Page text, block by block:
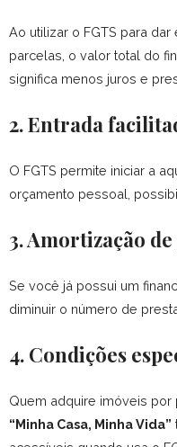
Ao utilizar o FGTS para
parcelas, o valor total do
significa menos juros e
2. Entrada
O FGTS permite iniciar a
orçamento pessoal,
3. Amortização
Se você já possui um
diminuir o número de
4. Condições
Quem adquire imóveis por
“Minha Casa, Minha Vida”